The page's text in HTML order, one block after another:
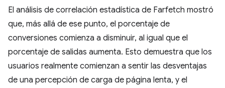
El análisis de correlación estadística de Farfetch mostró
que, más allá de ese punto, el porcentaje de
conversiones comienza a disminuir, al igual que el
porcentaje de salidas aumenta. Esto demuestra que los
usuarios realmente comienzan a sentir las desventajas
de una percepción de carga de página lenta, y el